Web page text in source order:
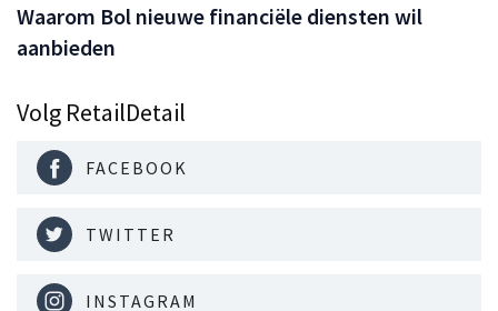
Waarom Bol nieuwe financiële diensten wil
aanbieden
Volg RetailDetail
FACEBOOK
TWITTER
INSTAGRAM